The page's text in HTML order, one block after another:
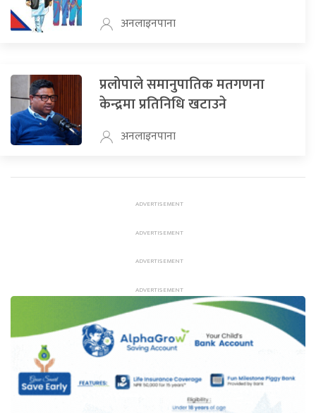
अनलाइनपाना
प्रलोपाले समानुपातिक मतगणना
केन्द्रमा प्रतिनिधि खटाउने
अनलाइनपाना